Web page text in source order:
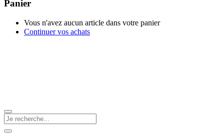
Panier
Vous n'avez aucun article dans votre panier
Continuer vos achats